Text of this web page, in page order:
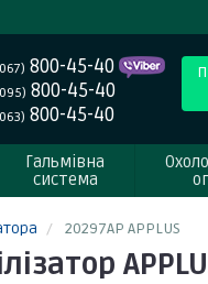
800-45-40
800-45-40
800-45-40
Гальмівна
система
20297AP APPLUS